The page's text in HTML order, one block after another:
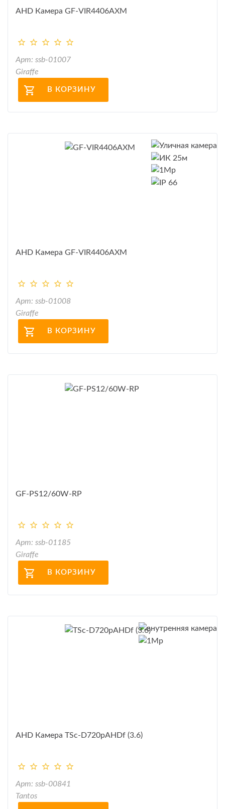
AHD Камера GF-VIR4406AXM
Арт: ssb-01007
Giraffe
В КОРЗИНУ
AHD Камера GF-VIR4406AXM
Арт: ssb-01008
Giraffe
В КОРЗИНУ
GF-PS12/60W-RP
Арт: ssb-01185
Giraffe
В КОРЗИНУ
AHD Камера TSc-D720pAHDf (3.6)
Арт: ssb-00841
Tantos